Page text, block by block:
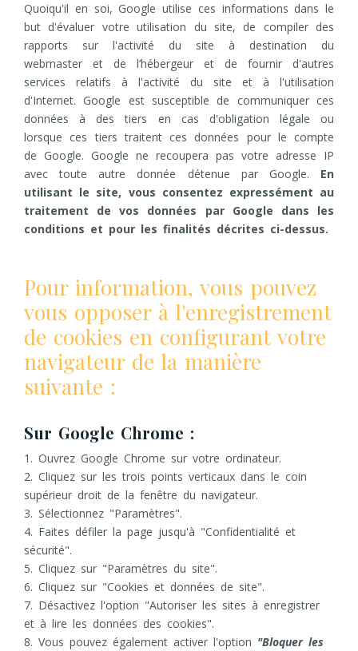
Quoiqu'il en soi, Google utilise ces informations dans le
but d'évaluer votre utilisation du site, de compiler des
rapports sur l'activité du site à destination du
webmaster et de l’hébergeur et de fournir d'autres
services relatifs à l'activité du site et à l'utilisation
d'Internet. Google est susceptible de communiquer ces
données à des tiers en cas d'obligation légale ou
lorsque ces tiers traitent ces données pour le compte
de Google. Google ne recoupera pas votre adresse IP
avec toute autre donnée détenue par Google. En
utilisant le site, vous consentez expressément au
traitement de vos données par Google dans les
conditions et pour les finalités décrites ci-dessus.
Pour information, vous pouvez
vous opposer à l'enregistrement
de cookies en configurant votre
navigateur de la manière
suivante :
Sur Google Chrome :
1. Ouvrez Google Chrome sur votre ordinateur.
2. Cliquez sur les trois points verticaux dans le coin
supérieur droit de la fenêtre du navigateur.
3. Sélectionnez "Paramètres".
4. Faites défiler la page jusqu'à "Confidentialité et
sécurité".
5. Cliquez sur "Paramètres du site".
6. Cliquez sur "Cookies et données de site".
7. Désactivez l'option "Autoriser les sites à enregistrer
et à lire les données des cookies".
8. Vous pouvez également activer l'option "Bloquer les